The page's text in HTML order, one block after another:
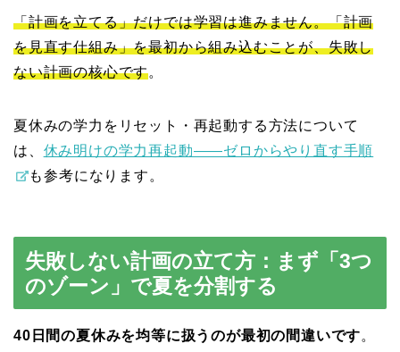
「計画を立てる」だけでは学習は進みません。「計画
を見直す仕組み」を最初から組み込むことが、失敗し
ない計画の核心です。
夏休みの学力をリセット・再起動する方法について
は、 休み明けの学力再起動——ゼロからやり直す手順
も参考になります。
失敗しない計画の立て方：まず「3つ
のゾーン」で夏を分割する
40日間の夏休みを均等に扱うのが最初の間違いです。